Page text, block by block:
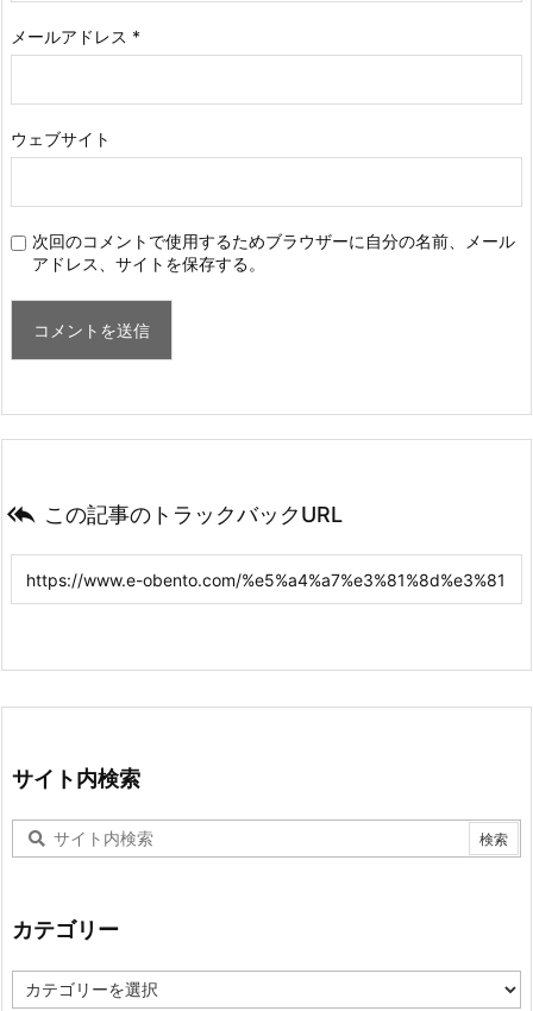
メールアドレス *
ウェブサイト
次回のコメントで使用するためブラウザーに自分の名前、メール
アドレス、サイトを保存する。
 この記事のトラックバックURL
サイト内検索
カテゴリー
テ